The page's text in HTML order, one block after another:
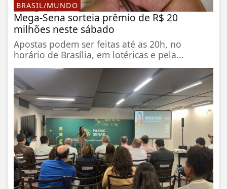
BRASIL/MUNDO
Mega-Sena sorteia prêmio de R$ 20
milhões neste sábado
Apostas podem ser feitas até as 20h, no
horário de Brasília, em lotéricas e pela...